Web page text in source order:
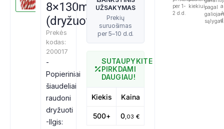
8×130mm
(dryžuoti)
Prekės
kodas:
200017
-
Popieriniai
šiaudeliai
raudoni
dryžuoti
-Ilgis:
UŽSAKYMAS
SUTAUPYKITE
PIRKDAMI
DAUGIAU!
Kiekis Kaina
500+ 0,03 €
per 1-
2 d.d.
kiekiui.pagal
sąlygas.